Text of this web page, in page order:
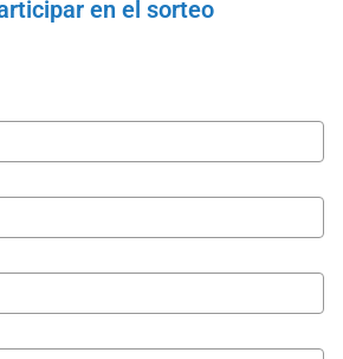
en el sorteo